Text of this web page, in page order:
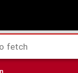
op den 11.den Julij
fetch